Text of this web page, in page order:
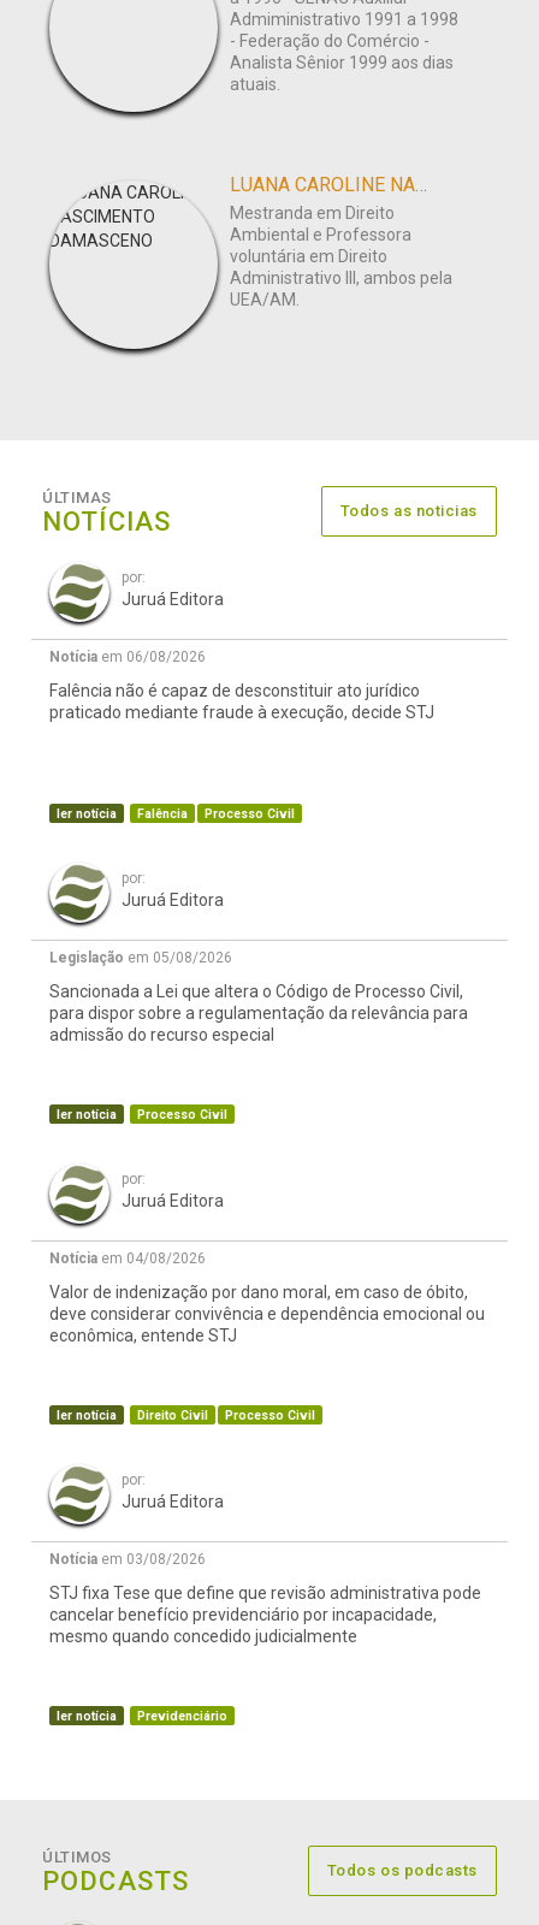
Admiministrativo 1991 a 1998
- Federação do Comércio -
Analista Sênior 1999 aos dias
atuais.
LUANA CAROLINE NASCIMENTO DAMASCENO
Mestranda em Direito
Ambiental e Professora
voluntária em Direito
Administrativo III, ambos pela
UEA/AM.
ÚLTIMAS
NOTÍCIAS Todos as noticias
por:
Juruá Editora
Notícia em 06/08/2026
Falência não é capaz de desconstituir ato jurídico
praticado mediante fraude à execução, decide STJ
ler notícia Falência Processo Civil
por:
Juruá Editora
Legislação em 05/08/2026
Sancionada a Lei que altera o Código de Processo Civil,
para dispor sobre a regulamentação da relevância para
admissão do recurso especial
ler notícia Processo Civil
por:
Juruá Editora
Notícia em 04/08/2026
Valor de indenização por dano moral, em caso de óbito,
deve considerar convivência e dependência emocional ou
econômica, entende STJ
ler notícia Direito Civil Processo Civil
por:
Juruá Editora
Notícia em 03/08/2026
STJ fixa Tese que define que revisão administrativa pode
cancelar benefício previdenciário por incapacidade,
mesmo quando concedido judicialmente
ler notícia Previdenciário
ÚLTIMOS
PODCASTS Todos os podcasts